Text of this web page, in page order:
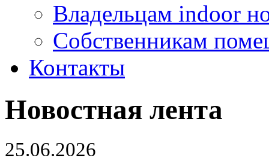
Владельцам indoor
Собственникам
Контакты
Новостная лента
25.06.2026